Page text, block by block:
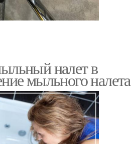
налет в
мыльного налета